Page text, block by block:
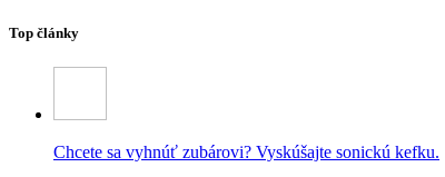
Top články
Chcete sa vyhnúť zubárovi? Vyskúšajte sonickú kefku.